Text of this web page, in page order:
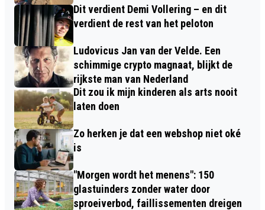
Dit verdient Demi Vollering – en dit
verdient de rest van het peloton
Ludovicus Jan van der Velde. Een
schimmige crypto magnaat, blijkt de
rijkste man van Nederland
Dit zou ik mijn kinderen als arts nooit
laten doen
Zo herken je dat een webshop niet oké
is
"Morgen wordt het menens": 150
glastuinders zonder water door
sproeiverbod, faillissementen dreigen